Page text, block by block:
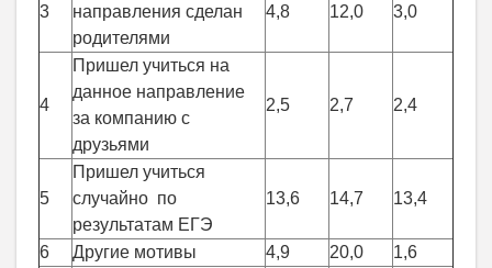
3
направления сделан
родителями
4,8 12,0 3,0
4
Пришел учиться на
данное направление
за компанию с
друзьями
2,5 2,7 2,4
5
Пришел учиться
случайно по
результатам ЕГЭ
13,6 14,7 13,4
6 Другие мотивы 4,9 20,0
1,6